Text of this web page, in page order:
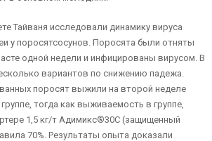
Тайваня исследовали динамику вируса
у поросятсосунов. Поросята были отняты
одной недели и инфицированы вирусом. В
вариантов по снижению падежа.
поросят выжили на второй неделе
тогда как выживаемость в группе,
1,5 кг/т Адимикс®30C (защищенный
70%. Результаты опыта доказали